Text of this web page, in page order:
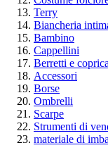
Terry
Biancheria
Bambino
Cappellini
Berretti e
Accessori
Borse
Ombrelli
Scarpe
Strumenti di
materiale di